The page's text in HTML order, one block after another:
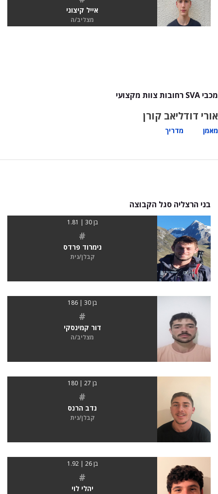
אייל קיצוני
מצליב/ה
מכבי SVA רחובות צוות מקצועי
אורי דוד
מאמן
ליאב קורן
מדריך
בני הרצליה סגל הקבוצה
בן 30 | 1.81
#
נימרוד פרדס
קבלן/נית
בן 30 | 186
#
דור קמינסקי
מצליב/ה
בן 27 | 180
#
נדב הרנס
קבלן/נית
בן 26 | 1.92
#
יהלי לוי